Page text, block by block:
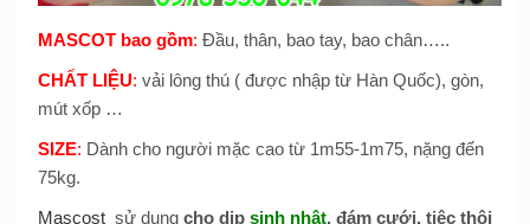
MASCOT bao gồm: Đầu, thân, bao tay, bao chân…..
CHẤT LIỆU: vải lông thú ( được nhập từ Hàn Quốc), gòn,
mút xốp …
SIZE: Dành cho người mặc cao từ 1m55-1m75, nặng đến
75kg.
Mascostsử dụng cho dịp sinh nhật, đám cưới, tiệc thôi